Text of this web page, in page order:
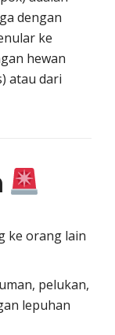
dengan
ke
hewan
atau dari
ke orang lain
pelukan,
lepuhan